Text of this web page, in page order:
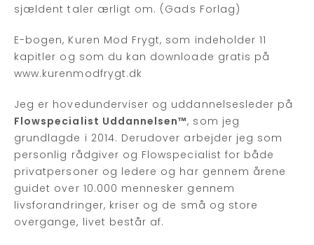
sjældent taler ærligt om. (Gads Forlag)
E-bogen, Kuren Mod Frygt, som indeholder 11
kapitler og som du kan downloade gratis på
www.kurenmodfrygt.dk
Jeg er hovedunderviser og uddannelsesleder på
Flowspecialist Uddannelsen™, som jeg
grundlagde i 2014. Derudover arbejder jeg som
personlig rådgiver og Flowspecialist for både
privatpersoner og ledere og har gennem årene
guidet over 10.000 mennesker gennem
livsforandringer, kriser og de små og store
overgange, livet består af.